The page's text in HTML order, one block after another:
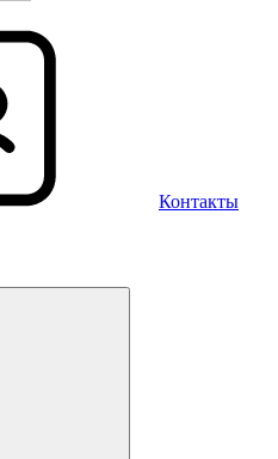
Контакты